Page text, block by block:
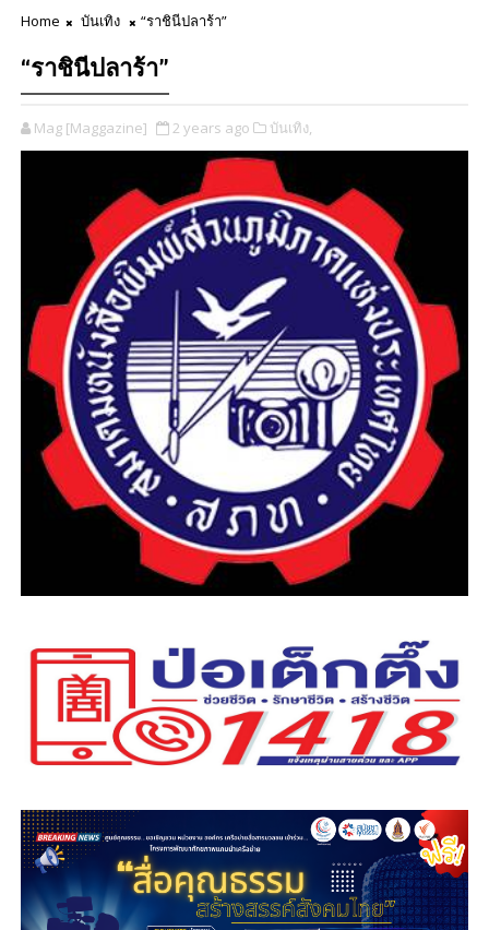
Home บันเทิง “ราชินีปลาร้า”
“ราชินีปลาร้า”
Mag [Maggazine] 2 years ago บันเทิง,